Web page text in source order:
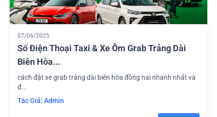
07/06/2025
Số Điện Thoại Taxi & Xe Ôm Grab Trảng Dài
Biên Hòa...
cách đặt xe grab trảng dài biên hòa đồng nai nhanh nhất và
đ...
Tác Giả: Admin